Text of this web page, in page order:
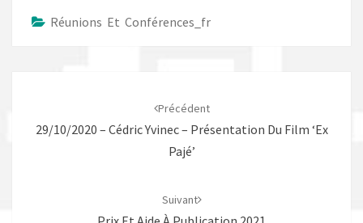
Réunions Et Conférences_fr
Précédent
29/10/2020 – Cédric Yvinec – Présentation Du Film ‘Ex
Pajé’
Suivant